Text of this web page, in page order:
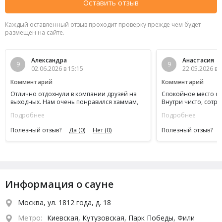
Оставить отзыв
Каждый оставленный отзыв проходит проверку прежде чем будет
размещен на сайте.
9
Александра
02.06.2026 в 15:15
Комментарий
Отлично отдохнули в компании друзей на
выходных. Нам очень понравился хаммам,
процедур спокойно посидели за бильярдом,
никто не мешал, атмосфера очень
расслабляющая. Бассейн тоже классный,
вода комфортной температуры. В общем,
Подробнее
Полезный отзыв?
Да (0) Нет (0)
9
Анастасия
22.05.2026 в
Комментарий
Спокойное место
Внутри чисто,
Подробнее
Полезный отзыв?
Информация о сауне
Москва, ул. 1812 года, д. 18
Метро:
Киевская, Кутузовская, Парк Победы, Фили